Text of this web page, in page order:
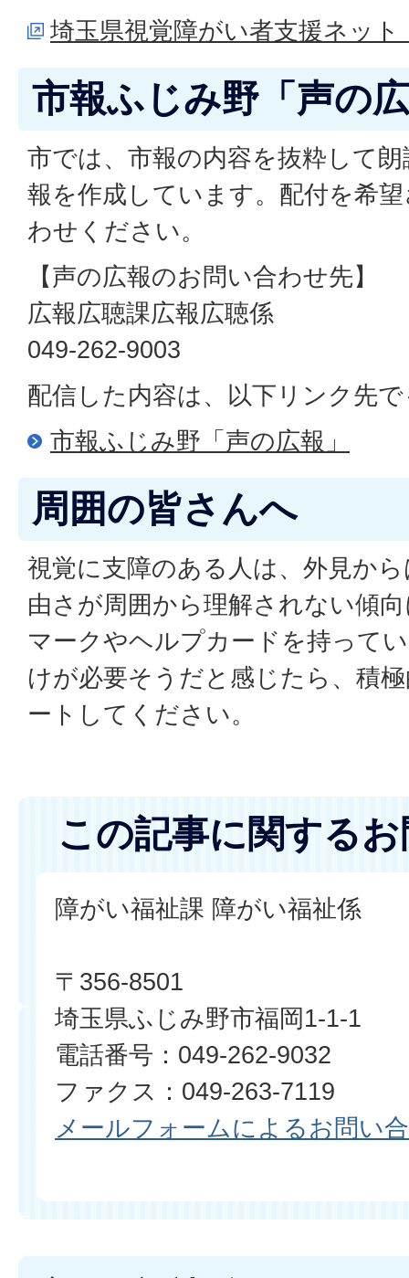
埼玉県視覚障がい者支援ネッ
市報ふじみ野「声の
市では、市報の内容を抜粋して
報を作成しています。配付を希
わせください。
【声の広報のお問い合わせ先】
広報広聴課広報広聴係
049-262-9003
配信した内容は、以下リンク先
市報ふじみ野「声の広報」
周囲の皆さんへ
視覚に支障のある人は、外見か
由さが周囲から理解されない傾
マークやヘルプカードを持って
けが必要そうだと感じたら、積
ートしてください。
この記事に関する
障がい福祉課 障がい福祉係
〒356-8501
埼玉県ふじみ野市福岡1-1-1
電話番号：049-262-9032
ファクス：049-263-7119​​​​​​​
メールフォームによるお問い